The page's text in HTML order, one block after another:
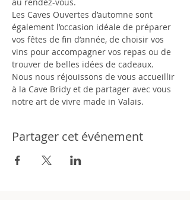
Les Caves Ouvertes d’automne sont
également l’occasion idéale de préparer
vos fêtes de fin d’année, de choisir vos
vins pour accompagner vos repas ou de
trouver de belles idées de cadeaux.
Nous nous réjouissons de vous accueillir
à la Cave Bridy et de partager avec vous
notre art de vivre made in Valais.
Partager cet événement